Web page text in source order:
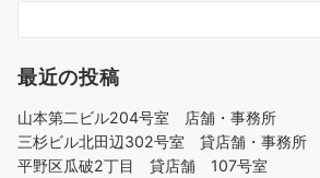
シ
ョ
最近の投稿
山本第二ビル204号室 店舗・事務所
三杉ビル北田辺302号室 貸店舗・事務所
平野区瓜破2丁目 貸店舗 107号室